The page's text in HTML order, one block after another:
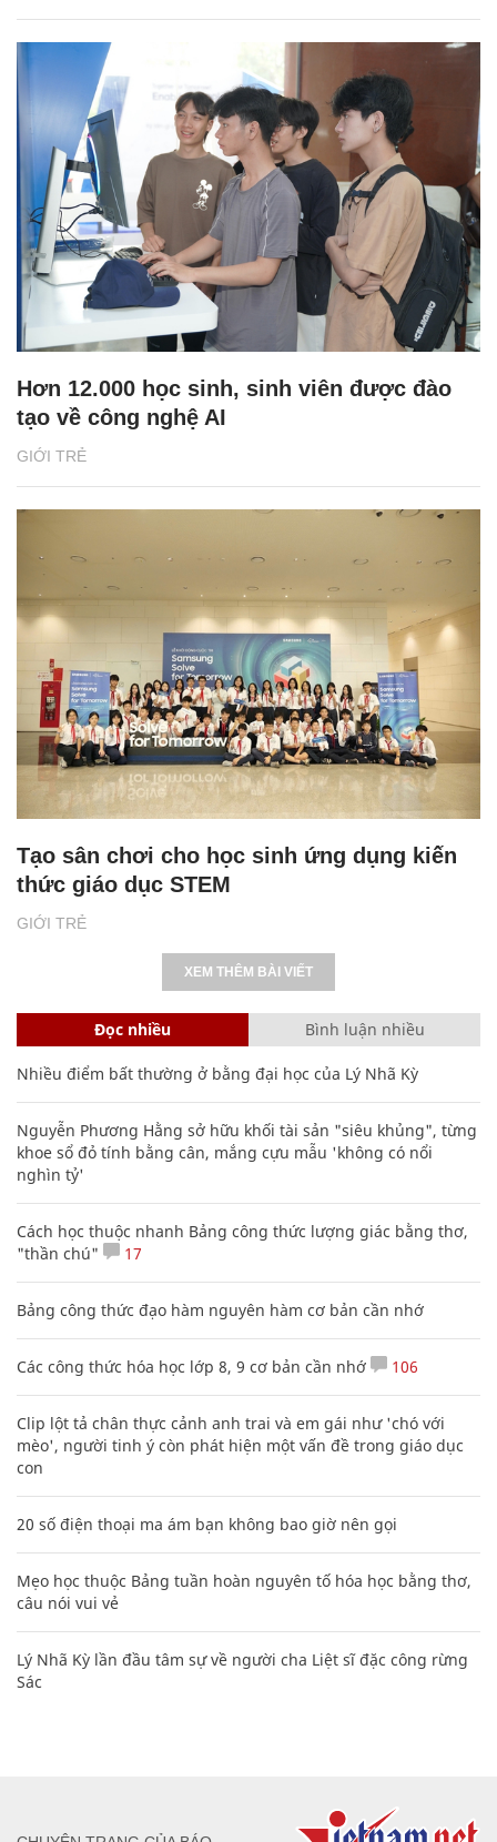
GIỚI TRẺ
Hơn 12.000 học sinh, sinh viên được đào
tạo về công nghệ AI
GIỚI TRẺ
Tạo sân chơi cho học sinh ứng dụng kiến
thức giáo dục STEM
XEM THÊM BÀI VIẾT
Đọc nhiều Bình luận nhiều
Nhiều điểm bất thường ở bằng đại học của Lý Nhã Kỳ
Nguyễn Phương Hằng sở hữu khối tài sản "siêu khủng", từng
khoe sổ đỏ tính bằng cân, mắng cựu mẫu 'không có nổi
nghìn tỷ'
Cách học thuộc nhanh Bảng công thức lượng giác bằng thơ,
"thần chú"
17
Bảng công thức đạo hàm nguyên hàm cơ bản cần nhớ
Các công thức hóa học lớp 8, 9 cơ bản cần nhớ 106
Clip lột tả chân thực cảnh anh trai và em gái như 'chó với
mèo', người tinh ý còn phát hiện một vấn đề trong giáo dục
con
20 số điện thoại ma ám bạn không bao giờ nên gọi
Mẹo học thuộc Bảng tuần hoàn nguyên tố hóa học bằng thơ,
câu nói vui vẻ
Lý Nhã Kỳ lần đầu tâm sự về người cha Liệt sĩ đặc công rừng
Sác